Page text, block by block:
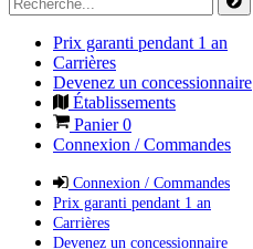
Prix garanti pendant 1 an
Carrières
Devenez un concessionnaire
Établissements
Panier0
Connexion / Commandes
Connexion / Commandes
Prix garanti pendant 1 an
Carrières
Devenez un concessionnaire